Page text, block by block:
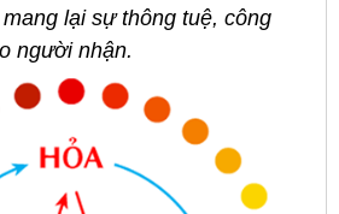
lại sự thông tuệ, công
người nhận.